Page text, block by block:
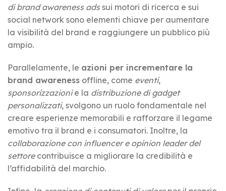
di brand awareness adssui motori di ricerca e sui
social network sono elementi chiave per aumentare
la visibilità del brand e raggiungere un pubblico più
ampio.
Parallelamente, le azioni per incrementare la
brand awareness offline, come eventi,
sponsorizzazionie la distribuzione di gadget
personalizzati, svolgono un ruolo fondamentale nel
creare esperienze memorabili e rafforzare il legame
emotivo tra il brand e i consumatori. Inoltre, la
collaborazione con influencer e opinion leader del
settorecontribuisce a migliorare la credibilità e
l’affidabilità del marchio.